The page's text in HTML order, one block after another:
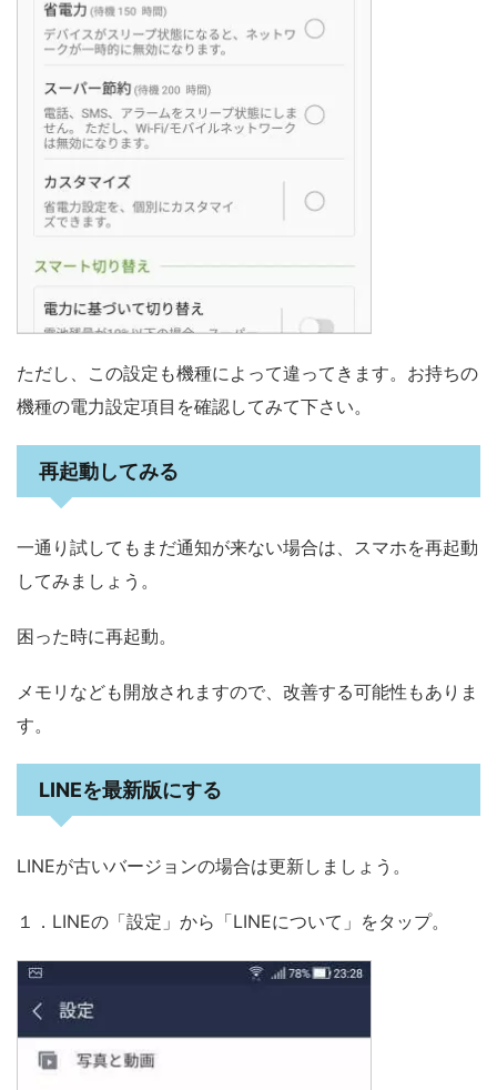
ただし、この設定も機種によって違ってきます。お持ちの
機種の電力設定項目を確認してみて下さい。
再起動してみる
一通り試してもまだ通知が来ない場合は、スマホを再起動
してみましょう。
困った時に再起動。
メモリなども開放されますので、改善する可能性もありま
す。
LINEを最新版にする
LINEが古いバージョンの場合は更新しましょう。
１．LINEの「設定」から「LINEについて」をタップ。